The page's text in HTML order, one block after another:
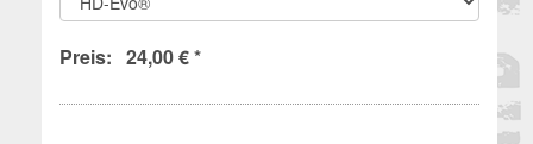
Preis: 24,00 € *